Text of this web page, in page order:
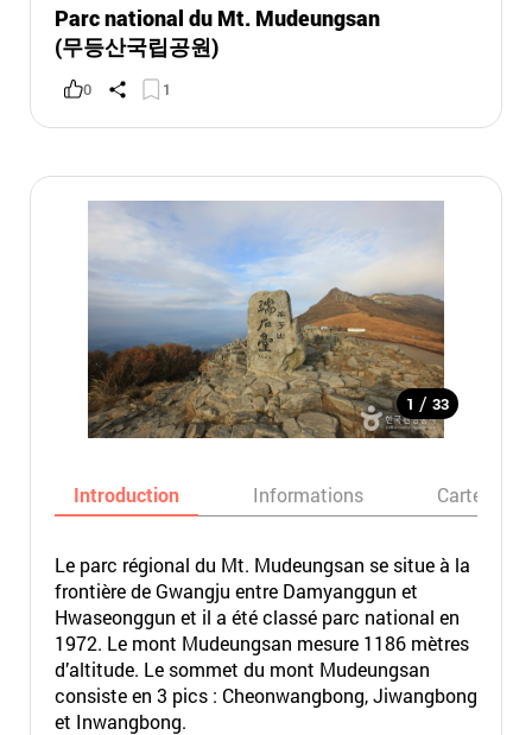
Parc national du Mt. Mudeungsan
(무등산국립공원)
0 1
1 / 33
Introduction Informations Carte
Le parc régional du Mt. Mudeungsan se situe à la
frontière de Gwangju entre Damyanggun et
Hwaseonggun et il a été classé parc national en
1972. Le mont Mudeungsan mesure 1186 mètres
d’altitude. Le sommet du mont Mudeungsan
consiste en 3 pics : Cheonwangbong, Jiwangbong
et Inwangbong.